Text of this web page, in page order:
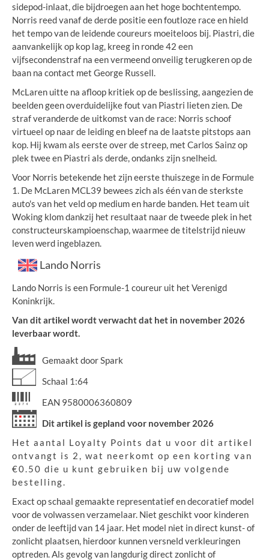
sidepod-inlaat, die bijdroegen aan het hoge bochtentempo.
Norris reed vanaf de derde positie een foutloze race en hield
het tempo van de leidende coureurs moeiteloos bij. Piastri, die
aanvankelijk op kop lag, kreeg in ronde 42 een
vijfsecondenstraf na een vermeend onveilig terugkeren op de
baan na contact met George Russell.
McLaren uitte na afloop kritiek op de beslissing, aangezien de
beelden geen overduidelijke fout van Piastri lieten zien. De
straf veranderde de uitkomst van de race: Norris schoof
virtueel op naar de leiding en bleef na de laatste pitstops aan
kop. Hij kwam als eerste over de streep, met Carlos Sainz op
plek twee en Piastri als derde, ondanks zijn snelheid.
Voor Norris betekende het zijn eerste thuiszege in de Formule
1. De McLaren MCL39 bewees zich als één van de sterkste
auto's van het veld op medium en harde banden. Het team uit
Woking klom dankzij het resultaat naar de tweede plek in het
constructeurskampioenschap, waarmee de titelstrijd nieuw
leven werd ingeblazen.
Lando Norris
Lando Norris is een Formule-1 coureur uit het Verenigd
Koninkrijk.
Van dit artikel wordt verwacht dat het in november 2026
leverbaar wordt.
Gemaakt door Spark
Schaal 1:64
EAN 9580006360809
Dit artikel is gepland voor november 2026
Het aantal Loyalty Points dat u voor dit artikel
ontvangt is 2, wat neerkomt op een korting van
€0.50 die u kunt gebruiken bij uw volgende
bestelling.
Exact op schaal gemaakte representatief en decoratief model
voor de volwassen verzamelaar. Niet geschikt voor kinderen
onder de leeftijd van 14 jaar. Het model niet in direct kunst- of
zonlicht plaatsen, hierdoor kunnen versneld verkleuringen
optreden. Als gevolg van langdurig direct zonlicht of